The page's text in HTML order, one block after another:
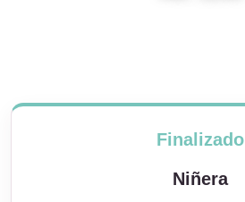
Finalizado
Niñera